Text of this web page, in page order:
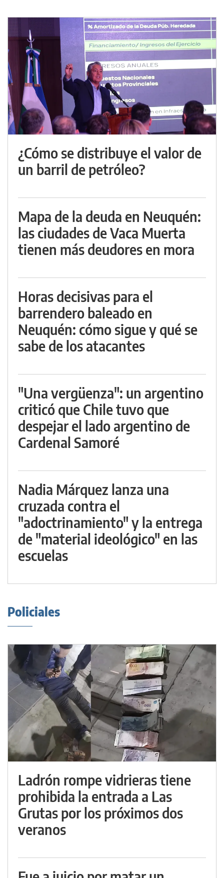
¿Cómo se distribuye el valor de
un barril de petróleo?
Mapa de la deuda en Neuquén:
las ciudades de Vaca Muerta
tienen más deudores en mora
Horas decisivas para el
barrendero baleado en
Neuquén: cómo sigue y qué se
sabe de los atacantes
"Una vergüenza": un argentino
criticó que Chile tuvo que
despejar el lado argentino de
Cardenal Samoré
Nadia Márquez lanza una
cruzada contra el
"adoctrinamiento" y la entrega
de "material ideológico" en las
escuelas
Policiales
Ladrón rompe vidrieras tiene
prohibida la entrada a Las
Grutas por los próximos dos
veranos